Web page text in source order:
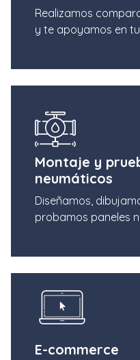
Realizamos
y te apoyamos en
Montaje y
neumáticos
Diseñamos,
probamos paneles
E-commerce